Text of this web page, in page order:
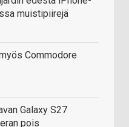
muistipiirejä
Commodore
Galaxy S27
pois